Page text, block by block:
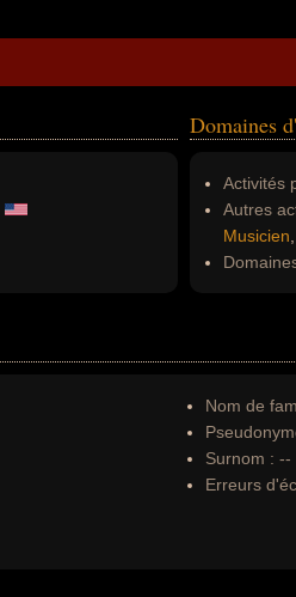
Domaines
Activités
Autres
Musicien
Nom de
Surnom : --
Erreurs